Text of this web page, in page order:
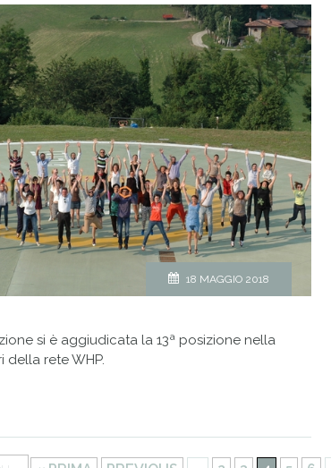
18 MAGGIO 2018
si è aggiudicata la 13ª posizione nella
della rete WHP.